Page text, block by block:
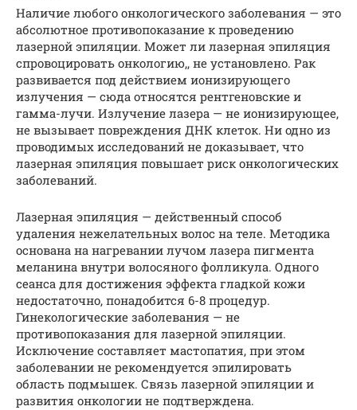
Наличие любого онкологического заболевания — это
абсолютное противопоказание к проведению
лазерной эпиляции. Может ли лазерная эпиляция
спровоцировать онкологию,, не установлено. Рак
развивается под действием ионизирующего
излучения — сюда относятся рентгеновские и
гамма-лучи. Излучение лазера — не ионизирующее,
не вызывает повреждения ДНК клеток. Ни одно из
проводимых исследований не доказывает, что
лазерная эпиляция повышает риск онкологических
заболеваний.
Лазерная эпиляция — действенный способ
удаления нежелательных волос на теле. Методика
основана на нагревании лучом лазера пигмента
меланина внутри волосяного фолликула. Одного
сеанса для достижения эффекта гладкой кожи
недостаточно, понадобится 6-8 процедур.
Гинекологические заболевания — не
противопоказания для лазерной эпиляции.
Исключение составляет мастопатия, при этом
заболевании не рекомендуется эпилировать
область подмышек. Связь лазерной эпиляции и
развития онкологии не подтверждена.